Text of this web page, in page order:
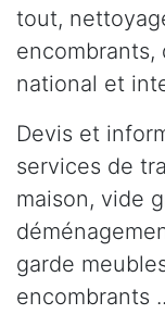
tout,
encombrants,
national et
Devis et
services de
maison, vide
garde
encombrants